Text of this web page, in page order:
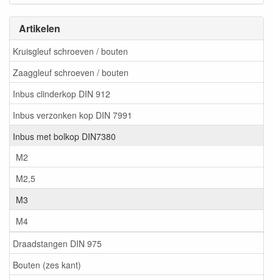
Artikelen
Kruisgleuf schroeven / bouten
Zaaggleuf schroeven / bouten
Inbus clinderkop DIN 912
Inbus verzonken kop DIN 7991
Inbus met bolkop DIN7380
M2
M2,5
M3
M4
Draadstangen DIN 975
Bouten (zes kant)